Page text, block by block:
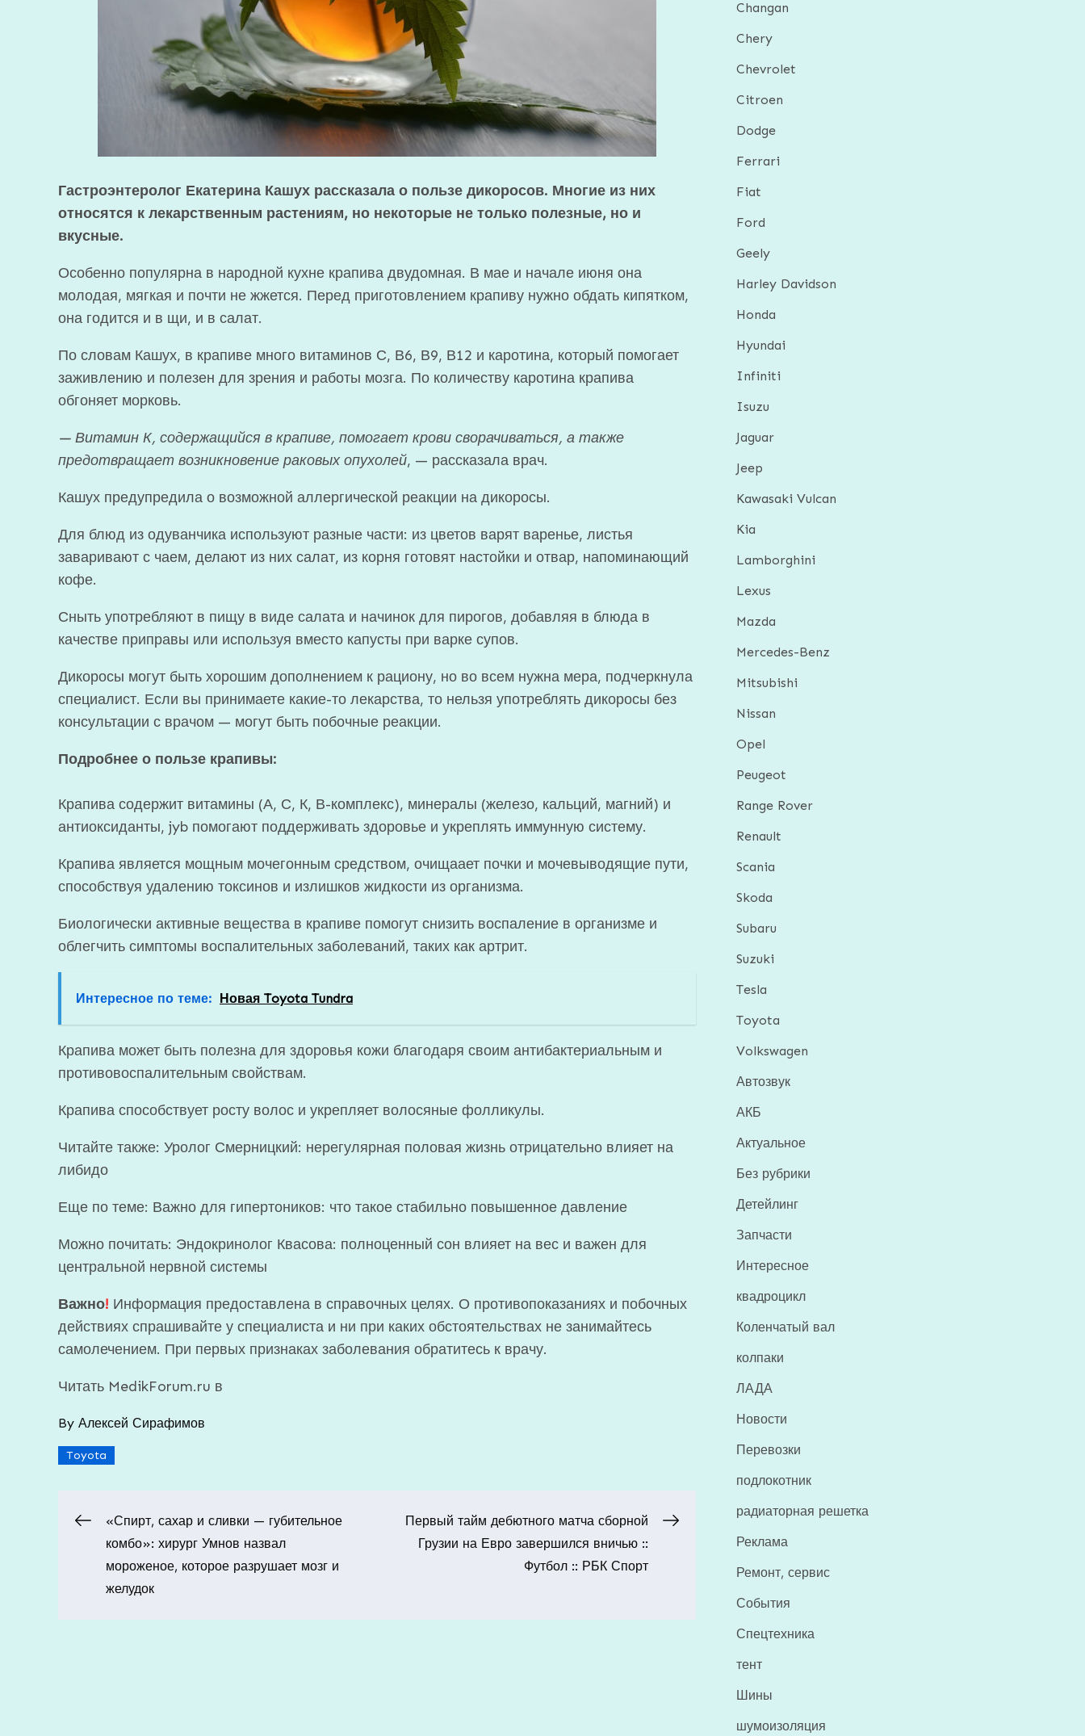
Гастроэнтеролог Екатерина Кашух рассказала о пользе дикоросов. Многие из них
относятся к лекарственным растениям, но некоторые не только полезные, но и
вкусные.
Особенно популярна в народной кухне крапива двудомная. В мае и начале июня она
молодая, мягкая и почти не жжется. Перед приготовлением крапиву нужно обдать кипятком,
она годится и в щи, и в салат.
По словам Кашух, в крапиве много витаминов С, В6, В9, В12 и каротина, который помогает
заживлению и полезен для зрения и работы мозга. По количеству каротина крапива
обгоняет морковь.
— Витамин К, содержащийся в крапиве, помогает крови сворачиваться, а также
предотвращает возникновение раковых опухолей, — рассказала врач.
Кашух предупредила о возможной аллергической реакции на дикоросы.
Для блюд из одуванчика используют разные части: из цветов варят варенье, листья
заваривают с чаем, делают из них салат, из корня готовят настойки и отвар, напоминающий
кофе.
Сныть употребляют в пищу в виде салата и начинок для пирогов, добавляя в блюда в
качестве приправы или используя вместо капусты при варке супов.
Дикоросы могут быть хорошим дополнением к рациону, но во всем нужна мера, подчеркнула
специалист. Если вы принимаете какие-то лекарства, то нельзя употреблять дикоросы без
консультации с врачом — могут быть побочные реакции.
Подробнее о пользе крапивы:
Крапива содержит витамины (А, С, К, В-комплекс), минералы (железо, кальций, магний) и
антиоксиданты, jyb помогают поддерживать здоровье и укреплять иммунную систему.
Крапива является мощным мочегонным средством, очищаает почки и мочевыводящие пути,
способствуя удалению токсинов и излишков жидкости из организма.
Биологически активные вещества в крапиве помогут снизить воспаление в организме и
облегчить симптомы воспалительных заболеваний, таких как артрит.
Интересное по теме: Новая Toyota Tundra
Крапива может быть полезна для здоровья кожи благодаря своим антибактериальным и
противовоспалительным свойствам.
Крапива способствует росту волос и укрепляет волосяные фолликулы.
Читайте также: Уролог Смерницкий: нерегулярная половая жизнь отрицательно влияет на
либидо
Еще по теме: Важно для гипертоников: что такое стабильно повышенное давление
Можно почитать: Эндокринолог Квасова: полноценный сон влияет на вес и важен для
центральной нервной системы
Важно! Информация предоставлена в справочных целях. О противопоказаниях и побочных
действиях спрашивайте у специалиста и ни при каких обстоятельствах не занимайтесь
самолечением. При первых признаках заболевания обратитесь к врачу.
Читать MedikForum.ru в
By Алексей Сирафимов
Toyota
Навигация
по
«Спирт, сахар и сливки — губительное
комбо»: хирург Умнов назвал
мороженое, которое разрушает мозг и
желудок
Первый тайм дебютного матча сборной
Грузии на Евро завершился вничью ::
Футбол :: РБК Спорт
Changan
Chery
Chevrolet
Citroen
Dodge
Ferrari
Fiat
Ford
Geely
Harley Davidson
Honda
Hyundai
Infiniti
Isuzu
Jaguar
Jeep
Kawasaki Vulcan
Kia
Lamborghini
Lexus
Mazda
Mercedes-Benz
Mitsubishi
Nissan
Opel
Peugeot
Range Rover
Renault
Scania
Skoda
Subaru
Suzuki
Tesla
Toyota
Volkswagen
Автозвук
АКБ
Актуальное
Без рубрики
Детейлинг
Запчасти
Интересное
квадроцикл
Коленчатый вал
колпаки
ЛАДА
Новости
Перевозки
подлокотник
радиаторная решетка
Реклама
Ремонт, сервис
События
Спецтехника
тент
Шины
шумоизоляция